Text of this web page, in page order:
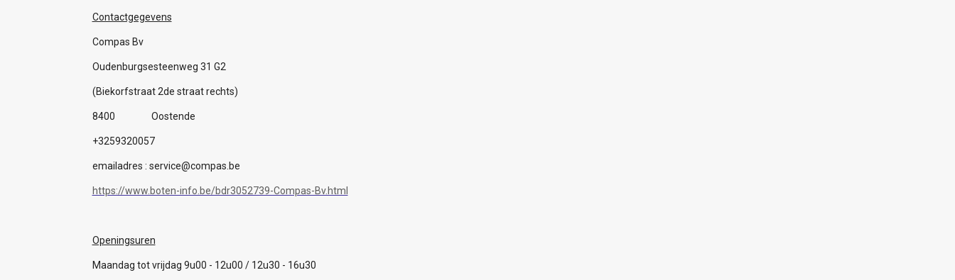
Contactgegevens
Compas Bv
Oudenburgsesteenweg 31 G2
(Biekorfstraat 2de straat rechts)
8400 Oostende
+3259320057
emailadres : service@compas.be
https://www.boten-info.be/bdr3052739-Compas-Bv.html
Openingsuren
Maandag tot vrijdag 9u00 - 12u00 / 12u30 - 16u30